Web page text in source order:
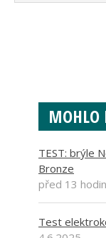
MOHLO
TEST: brýle
Bronze
před 13
Test